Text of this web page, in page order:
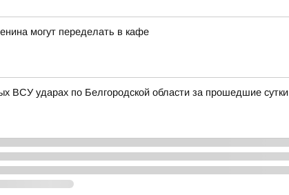
могут переделать в кафе
ВСУ ударах по Белгородской области за прошедшие сутки